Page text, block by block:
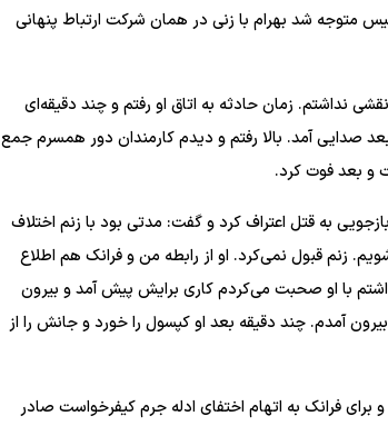
شد بهرام با زنی در همان شرکت ارتباط پنهانی
نداشتم. زمان حادثه به اتاق او رفتم و چند دقیقه‌ای
صدایی آمد. بالا رفتم و دیدم کارمندان دور همسرم جمع
و بعد فوت کرد.
به قتل اعتراف کرد و گفت: مدتی بود با زنم اختلاف
زنم قبول نمی‌کرد. او از رابطه من و فرانک هم اطلاع
با او صحبت می‌کردم کاری برایش پیش آمد و بیرون
آمدم. چند دقیقه بعد او کپسول را خورد و جانش را از
فرانک به اتهام اختفای ادله جرم کیفرخواست صادر